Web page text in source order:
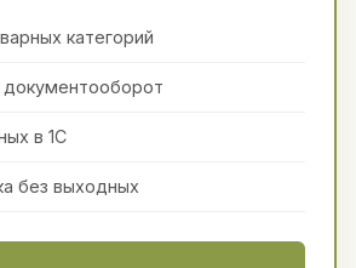
категорий
в 1С
без выходных